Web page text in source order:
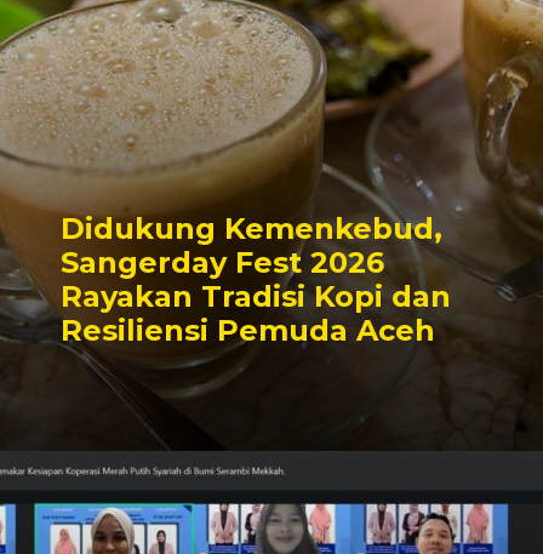
Didukung Kemenkebud,
Sangerday Fest 2026
Rayakan Tradisi Kopi dan
Resiliensi Pemuda Aceh